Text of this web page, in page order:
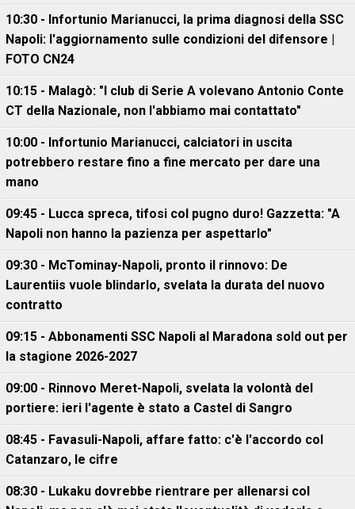
10:30 - Infortunio Marianucci, la prima diagnosi della SSC
Napoli: l'aggiornamento sulle condizioni del difensore |
FOTO CN24
10:15 - Malagò: "I club di Serie A volevano Antonio Conte
CT della Nazionale, non l'abbiamo mai contattato"
10:00 - Infortunio Marianucci, calciatori in uscita
potrebbero restare fino a fine mercato per dare una
mano
09:45 - Lucca spreca, tifosi col pugno duro! Gazzetta: "A
Napoli non hanno la pazienza per aspettarlo"
09:30 - McTominay-Napoli, pronto il rinnovo: De
Laurentiis vuole blindarlo, svelata la durata del nuovo
contratto
09:15 - Abbonamenti SSC Napoli al Maradona sold out per
la stagione 2026-2027
09:00 - Rinnovo Meret-Napoli, svelata la volontà del
portiere: ieri l'agente è stato a Castel di Sangro
08:45 - Favasuli-Napoli, affare fatto: c'è l'accordo col
Catanzaro, le cifre
08:30 - Lukaku dovrebbe rientrare per allenarsi col